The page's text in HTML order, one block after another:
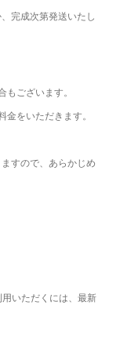
完成次第発送いたし
ございます。
をいただきます。
すので、あらかじめ
いただくには、最新